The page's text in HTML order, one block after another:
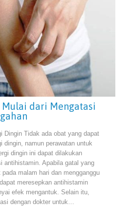
dari Mengatasi
Dingin Tidak ada obat yang dapat
dingin, namun perawatan untuk
dingin ini dapat dilakukan
antihistamin. Apabila gatal yang
malam hari dan mengganggu
meresepkan antihistamin
efek mengantuk. Selain itu,
dengan dokter untuk…